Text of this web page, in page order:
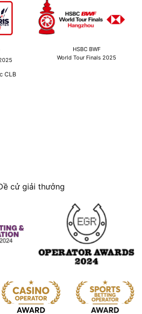
HSBC BWF
World Tour Finals 2025
CLB
cử giải thưởng